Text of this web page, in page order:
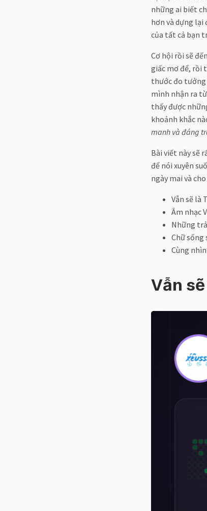
những ai biết
hơn và dựng lại
của tất cả bạn
Cơ hội rồi sẽ
giấc mơ để, rồi
thước đo tưởng
mình nhận ra
thấy được
khoảnh khắc
manh và đáng
Bài viết này sẽ
để nói xuyên
ngày mai và
Vẫn sẽ là
Âm nhạc
Những
Chữ sống
Cùng
Vẫn